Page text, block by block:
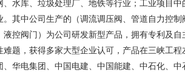
、水库、垃圾处理厂、地铁等行业；工业项目
其中公司生产的（调流调压阀、管道自力控
控阀门）为公司研发新型产品，拥有专利及
难题，获得多家大型企业认可，产品在三峡工
华电集团、中国电建、中国能建、中石化、